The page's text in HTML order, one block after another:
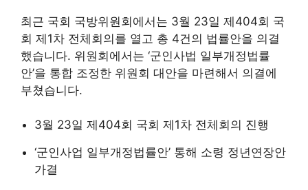
최근 국회 국방위원회에서는 3월 23일 제404회 국
회 제1차 전체회의를 열고 총 4건의 법률안을 의결
했습니다. 위원회에서는 ‘군인사법 일부개정법률
안’을 통합 조정한 위원회 대안을 마련해서 의결에
부쳤습니다.
3월 23일 제404회 국회 제1차 전체회의 진행
‘군인사업 일부개정법률안’ 통해 소령 정년연장안
가결